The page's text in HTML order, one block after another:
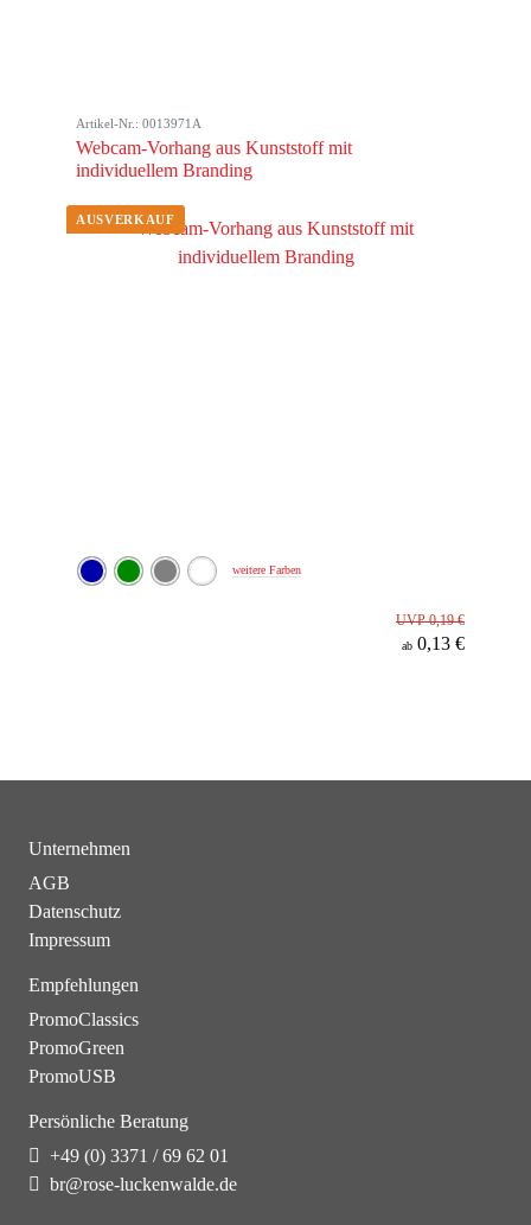
Artikel-Nr.: 0013971A
Webcam-Vorhang aus Kunststoff mit
individuellem Branding
weitere Farben
UVP 0,19 €
ab 0,13 €
Unternehmen
AGB
Datenschutz
Impressum
Empfehlungen
PromoClassics
PromoGreen
PromoUSB
Persönliche Beratung
+49 (0) 3371 / 69 62 01
br@rose-luckenwalde.de